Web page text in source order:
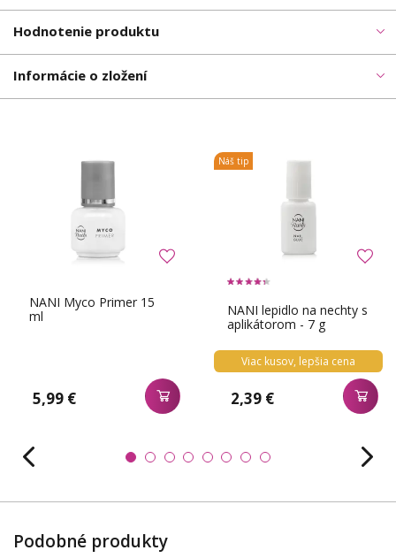
Hodnotenie produktu
Informácie o zložení
NANI Myco Primer 15
ml
5,99 €
NANI lepidlo na nechty s
aplikátorom - 7 g
Viac kusov, lepšia cena
2,39 €
Náš tip
Podobné produkty